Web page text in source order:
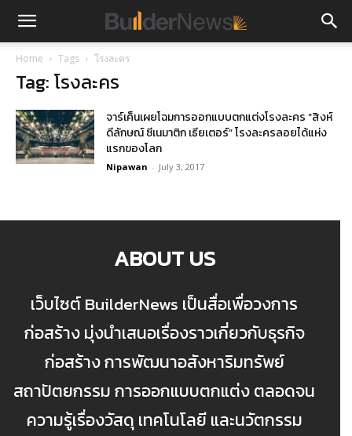
Home Tags โรงละคร
Tag: โรงละคร
จาร์เค็นเผยโฉมการออกแบบตกแต่งโรงละคร “สิงห์
ดีลักษณ์ ซีเนมาติก เธียเตอร์” โรงละครลอยได้แห่ง
แรกของโลก
Nipawan - July 3, 2017
ABOUT US
เว็บไซต์ BuilderNews เป็นสื่อเพื่อวงการ
ก่อสร้าง มุ่งนำเสนอเรื่องราวเกี่ยวกับธุรกิจ
ก่อสร้าง การพัฒนาอสังหาริมทรัพย์
สถาปัตยกรรม การออกแบบตกแต่ง ตลอดจน
ความรู้เรื่องวัสดุ เทคโนโลยี และนวัตกรรม